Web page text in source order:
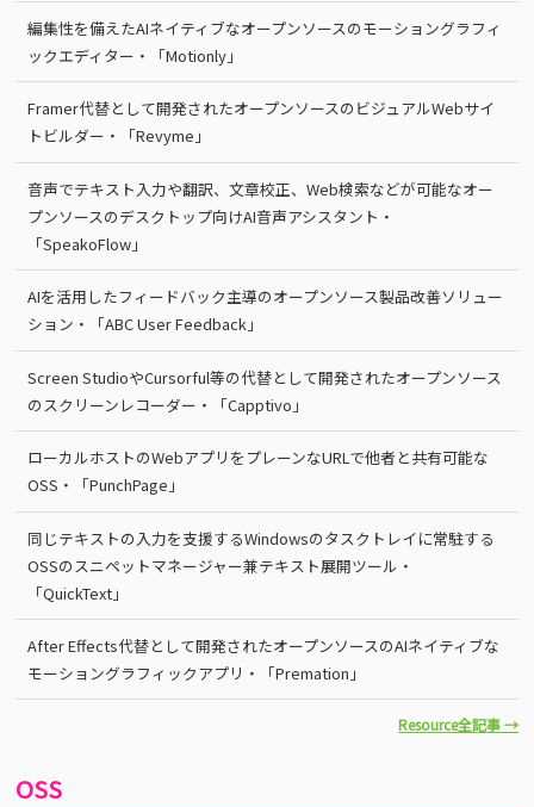
編集性を備えたAIネイティブなオープンソースのモーショングラフィ
ックエディター・「Motionly」
Framer代替として開発されたオープンソースのビジュアルWebサイ
トビルダー・「Revyme」
音声でテキスト入力や翻訳、文章校正、Web検索などが可能なオー
プンソースのデスクトップ向けAI音声アシスタント・
「SpeakoFlow」
AIを活用したフィードバック主導のオープンソース製品改善ソリュー
ション・「ABC User Feedback」
Screen StudioやCursorful等の代替として開発されたオープンソース
のスクリーンレコーダー・「Capptivo」
ローカルホストのWebアプリをプレーンなURLで他者と共有可能な
OSS・「PunchPage」
同じテキストの入力を支援するWindowsのタスクトレイに常駐する
OSSのスニペットマネージャー兼テキスト展開ツール・
「QuickText」
After Effects代替として開発されたオープンソースのAIネイティブな
モーショングラフィックアプリ・「Premation」
Resource全記事 →
OSS